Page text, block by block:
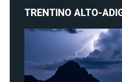
TRENTINO ALTO-